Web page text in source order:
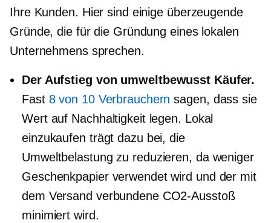
Ihre Kunden. Hier sind einige überzeugende
Gründe, die für die Gründung eines lokalen
Unternehmens sprechen.
Der Aufstieg von umweltbewusst Käufer.
Fast 8 von 10 Verbrauchern sagen, dass sie
Wert auf Nachhaltigkeit legen. Lokal
einzukaufen trägt dazu bei, die
Umweltbelastung zu reduzieren, da weniger
Geschenkpapier verwendet wird und der mit
dem Versand verbundene CO2-Ausstoß
minimiert wird.